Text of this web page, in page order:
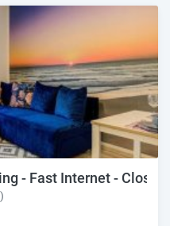
- Fast Internet - Close